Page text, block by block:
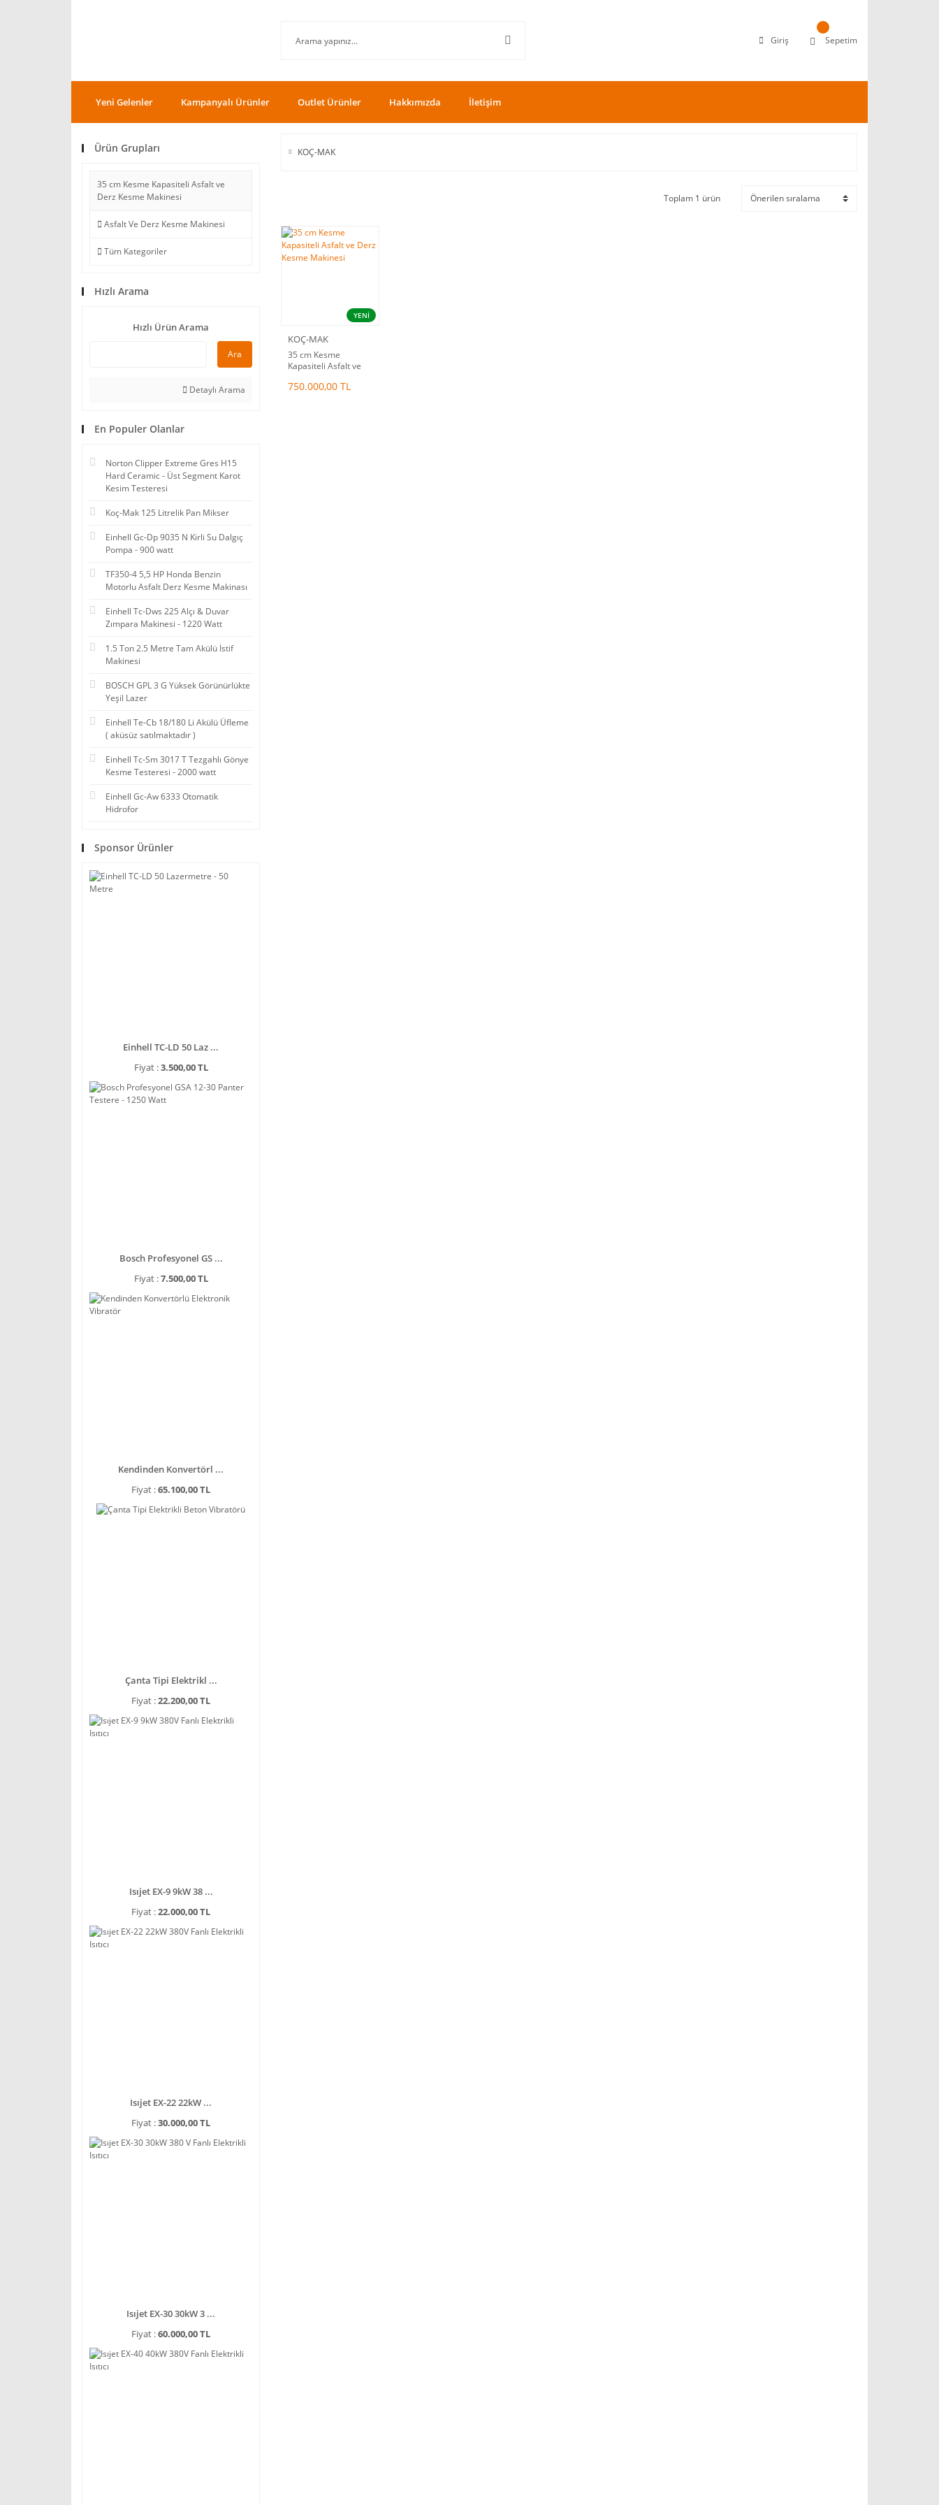
Giriş Sepetim
Yeni Gelenler Kampanyalı Ürünler Outlet Ürünler Hakkımızda İletişim
Ürün Grupları
35 cm Kesme Kapasiteli Asfalt ve
Derz Kesme Makinesi
Asfalt Ve Derz Kesme Makinesi
Tüm Kategoriler
Hızlı Arama
Hızlı Ürün Arama
Ara
Detaylı Arama
En Populer Olanlar
Norton Clipper Extreme Gres H15
Hard Ceramic - Üst Segment Karot
Kesim Testeresi
Koç-Mak 125 Litrelik Pan Mikser
Einhell Gc-Dp 9035 N Kirli Su Dalgıç
Pompa - 900 watt
TF350-4 5,5 HP Honda Benzin
Motorlu Asfalt Derz Kesme Makinası
Einhell Tc-Dws 225 Alçı & Duvar
Zımpara Makinesi - 1220 Watt
1.5 Ton 2.5 Metre Tam Akülü İstif
Makinesi
BOSCH GPL 3 G Yüksek Görünürlükte
Yeşil Lazer
Einhell Te-Cb 18/180 Li Akülü Üfleme
( aküsüz satılmaktadır )
Einhell Tc-Sm 3017 T Tezgahlı Gönye
Kesme Testeresi - 2000 watt
Einhell Gc-Aw 6333 Otomatik
Hidrofor
Sponsor Ürünler
Einhell TC-LD 50 Laz ...
Fiyat :3.500,00 TL
Bosch Profesyonel GS ...
Fiyat :7.500,00 TL
Kendinden Konvertörl ...
Fiyat :65.100,00 TL
Çanta Tipi Elektrikl ...
Fiyat :22.200,00 TL
Isıjet EX-9 9kW 38 ...
Fiyat :22.000,00 TL
Isıjet EX-22 22kW ...
Fiyat :30.000,00 TL
Isıjet EX-30 30kW 3 ...
Fiyat :60.000,00 TL
KOÇ-MAK
Toplam 1 ürün
YENİ
KOÇ-MAK
35 cm Kesme
Kapasiteli Asfalt ve
750.000,00 TL